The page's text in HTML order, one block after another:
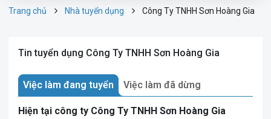
Trang chủ Nhà tuyển dụng Công Ty TNHH Sơn Hoàng Gia
Tin tuyển dụng Công Ty TNHH Sơn Hoàng Gia
Việc làm đang tuyển Việc làm đã dừng
Hiện tại công ty Công Ty TNHH Sơn Hoàng Gia